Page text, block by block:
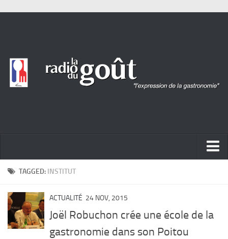
ACTUALITÉ
PORTRAITS
LIVRES
TAGGED: INSTITUT
ACTUALITÉ 24 NOV, 2015
Joël Robuchon crée une école de la
gastronomie dans son Poitou